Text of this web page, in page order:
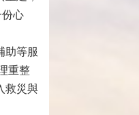
心
助等服
重整
救災與